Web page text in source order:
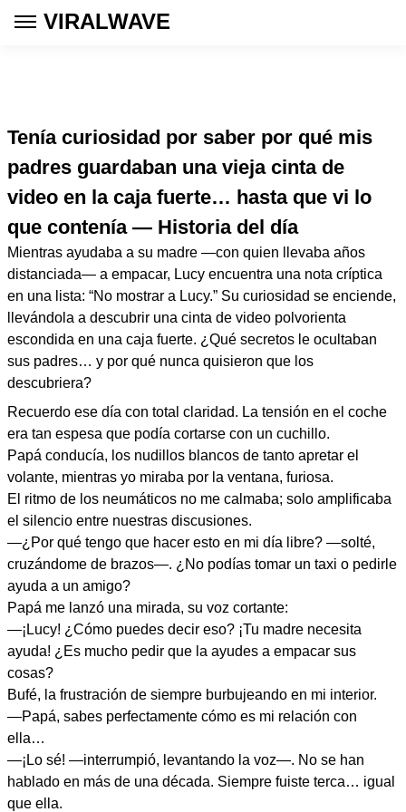
VIRALWAVE
Tenía curiosidad por saber por qué mis
padres guardaban una vieja cinta de
video en la caja fuerte… hasta que vi lo
que contenía — Historia del día
Mientras ayudaba a su madre —con quien llevaba años
distanciada— a empacar, Lucy encuentra una nota críptica
en una lista: “No mostrar a Lucy.” Su curiosidad se enciende,
llevándola a descubrir una cinta de video polvorienta
escondida en una caja fuerte. ¿Qué secretos le ocultaban
sus padres… y por qué nunca quisieron que los
descubriera?
Recuerdo ese día con total claridad. La tensión en el coche
era tan espesa que podía cortarse con un cuchillo.
Papá conducía, los nudillos blancos de tanto apretar el
volante, mientras yo miraba por la ventana, furiosa.
El ritmo de los neumáticos no me calmaba; solo amplificaba
el silencio entre nuestras discusiones.
—¿Por qué tengo que hacer esto en mi día libre? —solté,
cruzándome de brazos—. ¿No podías tomar un taxi o pedirle
ayuda a un amigo?
Papá me lanzó una mirada, su voz cortante:
—¡Lucy! ¿Cómo puedes decir eso? ¡Tu madre necesita
ayuda! ¿Es mucho pedir que la ayudes a empacar sus
cosas?
Bufé, la frustración de siempre burbujeando en mi interior.
—Papá, sabes perfectamente cómo es mi relación con
ella…
—¡Lo sé! —interrumpió, levantando la voz—. No se han
hablado en más de una década. Siempre fuiste terca… igual
que ella.